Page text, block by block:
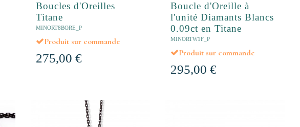
Boucles d'Oreilles
Titane
MINORT8BORE_P
Produit sur commande
275,00 €
Boucle d'Oreille à
l'unité Diamants Blancs
0.09ct en Titane
MINORTW1F_P
Produit sur commande
295,00 €